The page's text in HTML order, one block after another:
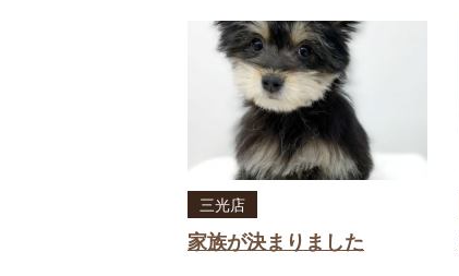
三光店
家族が決まりました